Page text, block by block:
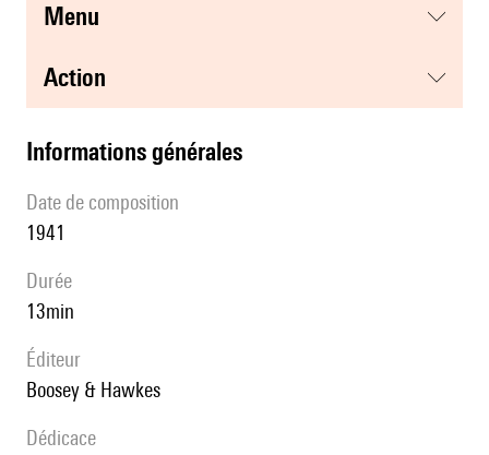
menu
action
informations générales
date de composition
1941
durée
13min
éditeur
Boosey & Hawkes
Dédicace